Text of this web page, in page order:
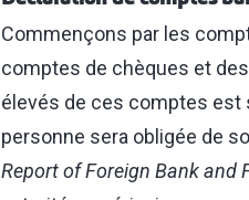
Commençons par les
comptes de chèques et
élevés de ces comptes est
personne sera obligée de
Report of Foreign Bank and